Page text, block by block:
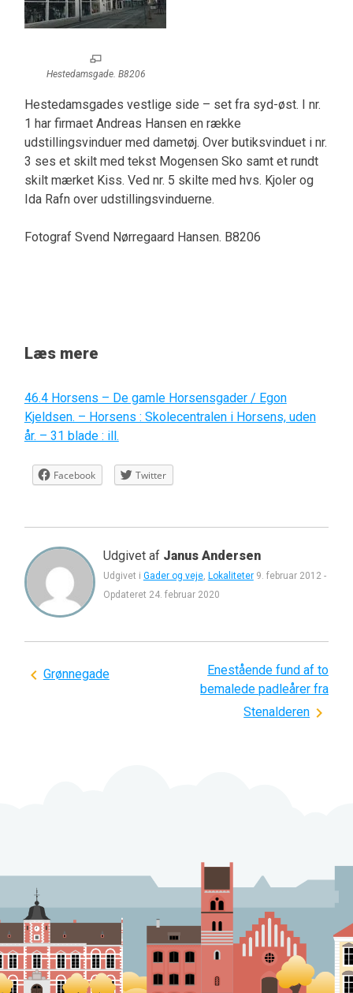
Hestedamsgade. B8206
Hestedamsgades vestlige side – set fra syd-øst. I nr.
1 har firmaet Andreas Hansen en række
udstillingsvinduer med dametøj. Over butiksvinduet i nr.
3 ses et skilt med tekst Mogensen Sko samt et rundt
skilt mærket Kiss. Ved nr. 5 skilte med hvs. Kjoler og
Ida Rafn over udstillingsvinduerne.
Fotograf Svend Nørregaard Hansen. B8206
Læs mere
46.4 Horsens – De gamle Horsensgader / Egon
Kjeldsen. – Horsens : Skolecentralen i Horsens, uden
år. – 31 blade : ill.
Facebook Twitter
Udgivet af Janus Andersen
Udgivet i Gader og veje, Lokaliteter 9. februar 2012 -
Opdateret 24. februar 2020
Indlægsnavigation
Grønnegade
Enestående fund af to
bemalede padleårer fra
Stenalderen